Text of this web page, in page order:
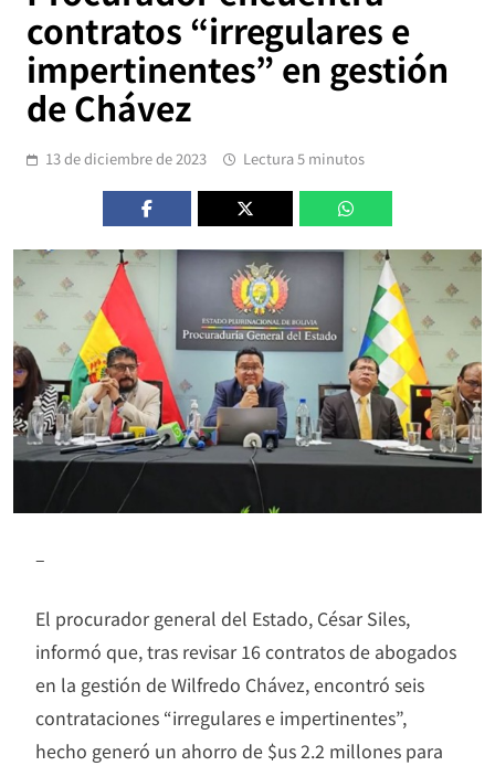
contratos “irregulares e
impertinentes” en gestión
de Chávez
13 de diciembre de 2023 Lectura 5 minutos
–
El procurador general del Estado, César Siles,
informó que, tras revisar 16 contratos de abogados
en la gestión de Wilfredo Chávez, encontró seis
contrataciones “irregulares e impertinentes”,
hecho generó un ahorro de $us 2.2 millones para